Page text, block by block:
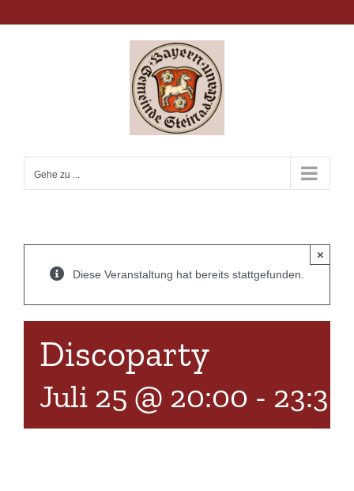
Inhalt
Gehe zu ...
Diese Veranstaltung hat bereits stattgefunden.
×
Discoparty
Juli 25 @ 20:00 - 23:30